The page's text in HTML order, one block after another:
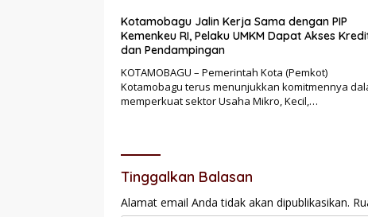
Kotamobagu Jalin Kerja Sama dengan PIP
Kemenkeu RI, Pelaku UMKM Dapat Akses
dan Pendampingan
KOTAMOBAGU – Pemerintah Kota (Pemkot)
Kotamobagu terus menunjukkan komitmennya
memperkuat sektor Usaha Mikro, Kecil,…
Tinggalkan Balasan
Alamat email Anda tidak akan dipublikasikan.